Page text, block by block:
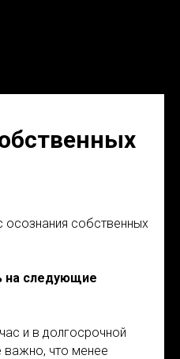
осознания собственных
на следующие
и в долгосрочной
важно, что менее